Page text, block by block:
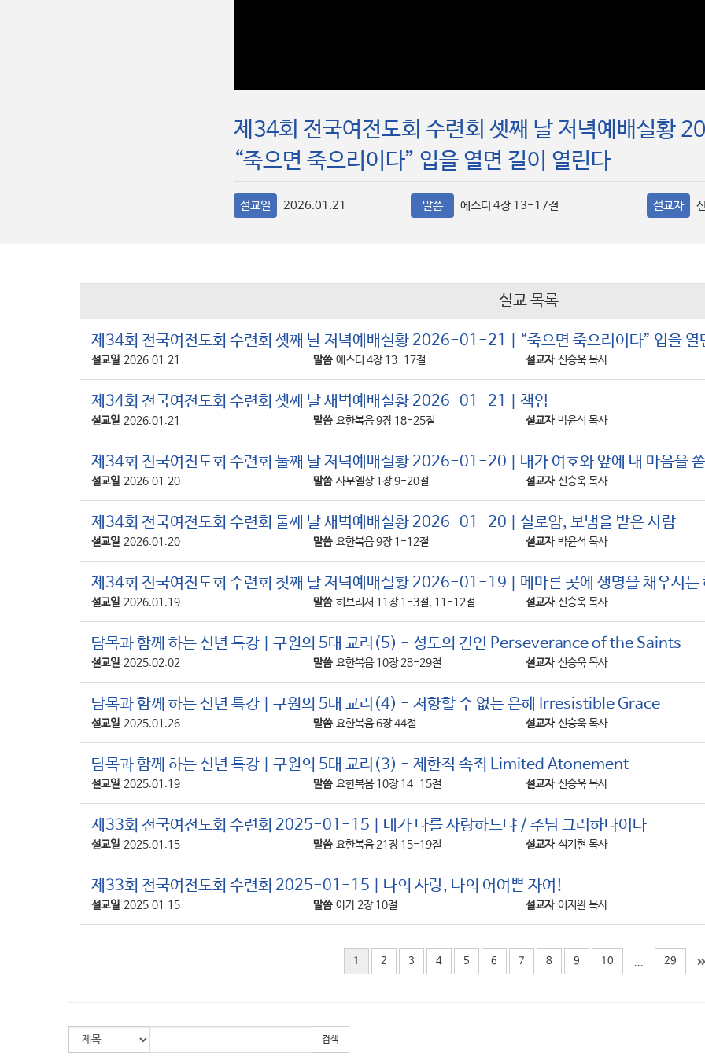
제34회 전국여전도회 수련회 셋째 날 저녁예배실황
“죽으면 죽으리이다” 입을 열면 길이 열린다
설교일 2026.01.21 말씀 에스더 4장 13-17절 설교자
설교 목록
제34회 전국여전도회 수련회 셋째 날 저녁예배실황 2026-01-21 | “죽으면 죽으리이다” 입을 열
설교일 2026.01.21 말씀 에스더 4장 13-17절 설교자 신승욱 목사
제34회 전국여전도회 수련회 셋째 날 새벽예배실황 2026-01-21 | 책임
설교일 2026.01.21 말씀 요한복음 9장 18-25절 설교자 박윤석 목사
제34회 전국여전도회 수련회 둘째 날 저녁예배실황 2026-01-20 | 내가 여호와 앞에 내 마음을
설교일 2026.01.20 말씀 사무엘상 1장 9-20절 설교자 신승욱 목사
제34회 전국여전도회 수련회 둘째 날 새벽예배실황 2026-01-20 | 실로암, 보냄을 받은 사람
설교일 2026.01.20 말씀 요한복음 9장 1-12절 설교자 박윤석 목사
제34회 전국여전도회 수련회 첫째 날 저녁예배실황 2026-01-19 | 메마른 곳에 생명을 채우시는
설교일 2026.01.19 말씀 히브리서 11장 1-3절, 11-12절 설교자 신승욱 목사
담목과 함께 하는 신년 특강 | 구원의 5대 교리(5) - 성도의 견인 Perseverance of the Saints
설교일 2025.02.02 말씀 요한복음 10장 28-29절 설교자 신승욱 목사
담목과 함께 하는 신년 특강 | 구원의 5대 교리(4) - 저항할 수 없는 은혜 Irresistible Grace
설교일 2025.01.26 말씀 요한복음 6장 44절 설교자 신승욱 목사
담목과 함께 하는 신년 특강 | 구원의 5대 교리(3) - 제한적 속죄 Limited Atonement
설교일 2025.01.19 말씀 요한복음 10장 14-15절 설교자 신승욱 목사
제33회 전국여전도회 수련회 2025-01-15 | 네가 나를 사랑하느냐 / 주님 그러하나이다
설교일 2025.01.15 말씀 요한복음 21장 15-19절 설교자 석기현 목사
제33회 전국여전도회 수련회 2025-01-15 | 나의 사랑, 나의 어여쁜 자여!
설교일 2025.01.15 말씀 아가 2장 10절 설교자 이지완 목사
1 2 3 4 5 6 7 8 9 10 ... 29
검색